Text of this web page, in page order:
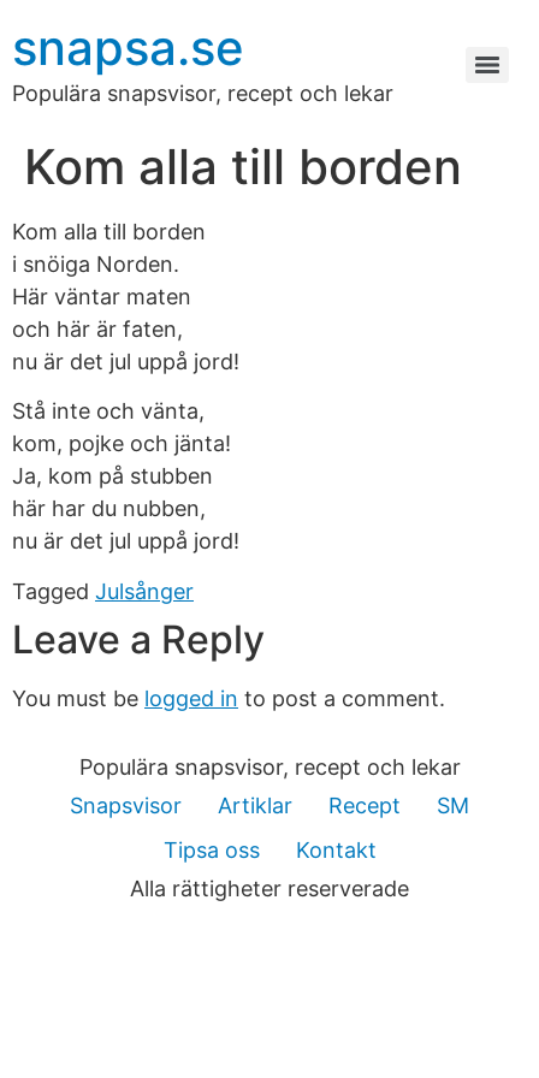
snapsa.se
Populära snapsvisor, recept och lekar
Kom alla till borden
Kom alla till borden
i snöiga Norden.
Här väntar maten
och här är faten,
nu är det jul uppå jord!
Stå inte och vänta,
kom, pojke och jänta!
Ja, kom på stubben
här har du nubben,
nu är det jul uppå jord!
Tagged Julsånger
Leave a Reply
You must be logged in to post a comment.
Populära snapsvisor, recept och lekar
Snapsvisor
Artiklar Recept
SM
Tipsa oss
Kontakt
Alla rättigheter reserverade